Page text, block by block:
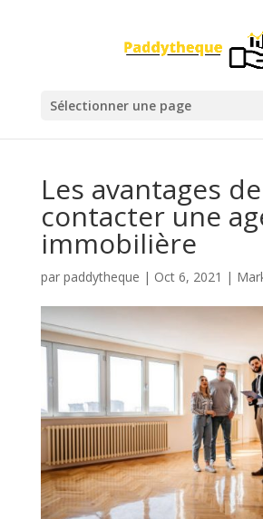
Sélectionner une page
Les avantages de
contacter une
immobilière
par paddytheque | Oct 6, 2021 |